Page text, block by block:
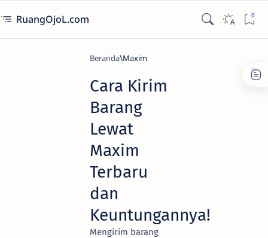
RuangOjoL.com
Beranda Maxim
Cara Kirim
Barang
Lewat
Maxim
Terbaru
dan
Keuntungannya!
Mengirim barang